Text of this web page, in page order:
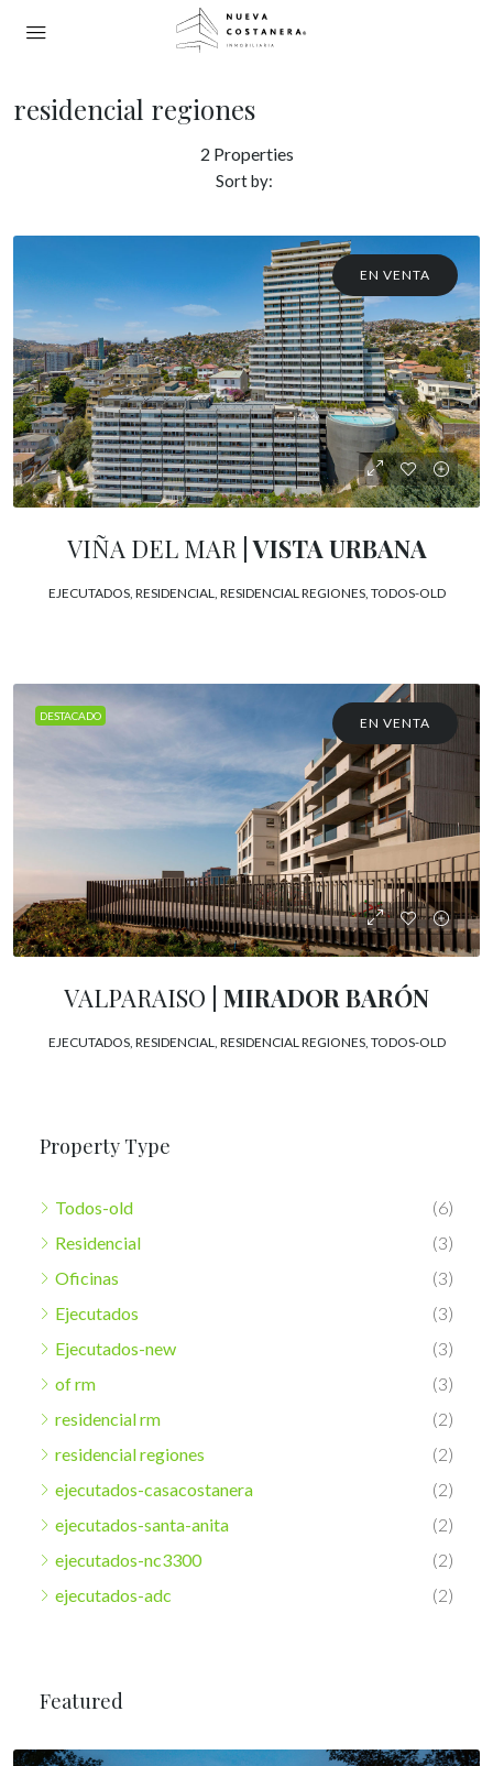
residencial regiones
2 Properties
Sort by:
EN VENTA
VIÑA DEL MAR | VISTA URBANA
EJECUTADOS, RESIDENCIAL, RESIDENCIAL REGIONES, TODOS-OLD
DESTACADO EN VENTA
VALPARAISO | MIRADOR BARÓN
EJECUTADOS, RESIDENCIAL, RESIDENCIAL REGIONES, TODOS-OLD
Property Type
Todos-old
(6)
Residencial
(3)
Oficinas
(3)
Ejecutados
(3)
Ejecutados-new
(3)
of rm
(3)
residencial rm
(2)
residencial regiones
(2)
ejecutados-casacostanera
(2)
ejecutados-santa-anita
(2)
ejecutados-nc3300
(2)
ejecutados-adc
(2)
Featured